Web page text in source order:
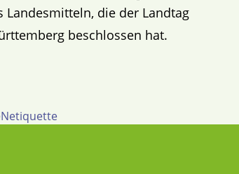
Landesmitteln, die der Landtag
beschlossen hat.
Netiquette